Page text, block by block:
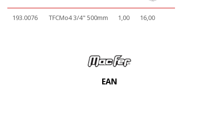
193.0076 TFCMo4 3/4" 500mm 1,00 16,00
EAN